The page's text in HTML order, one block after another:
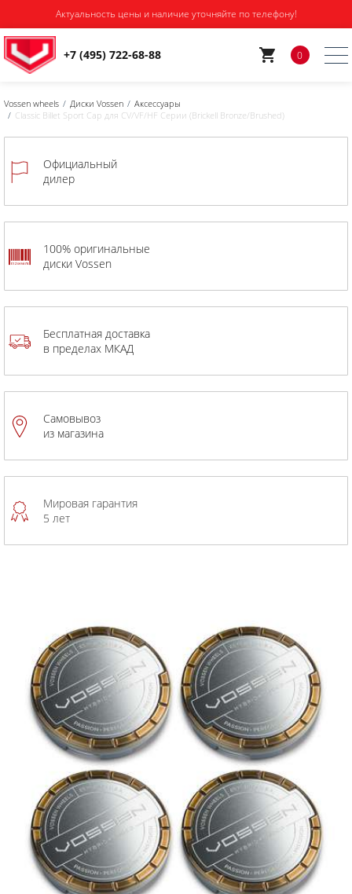
Актуальность цены и наличие уточняйте по телефону!
+7 (495) 722-68-88 0
Vossen wheels Диски Vossen
Аксессуары
Classic Billet Sport Cap для CV/VF/HF Серии (Brickell Bronze/Brushed)
Официальный
дилер
100% оригинальные
диски Vossen
Бесплатная доставка
в пределах МКАД
Самовывоз
из магазина
Мировая гарантия
5 лет